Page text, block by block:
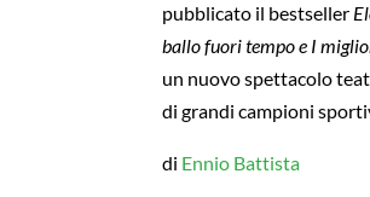
pubblicato il bestseller
ballo fuori tempo e I
un nuovo spettacolo
di grandi campioni
di Ennio Battista